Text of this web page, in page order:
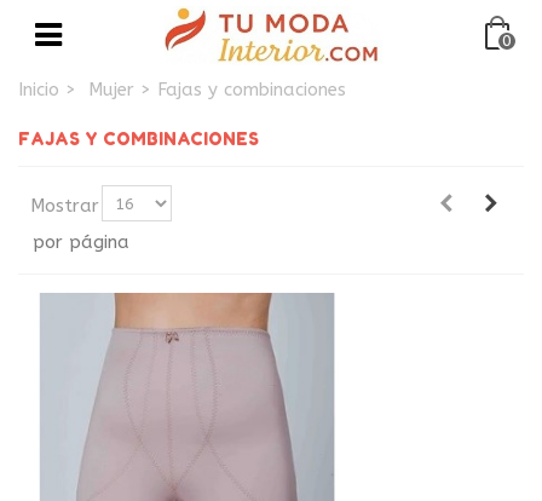
0
Inicio > Mujer > Fajas y combinaciones
FAJAS Y COMBINACIONES
Mostrar
por página